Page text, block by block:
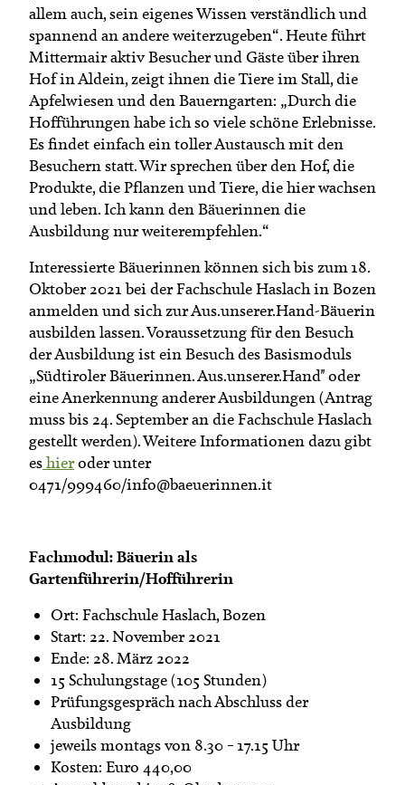
allem auch, sein eigenes Wissen verständlich und
spannend an andere weiterzugeben“. Heute führt
Mittermair aktiv Besucher und Gäste über ihren
Hof in Aldein, zeigt ihnen die Tiere im Stall, die
Apfelwiesen und den Bauerngarten: „Durch die
Hofführungen habe ich so viele schöne Erlebnisse.
Es findet einfach ein toller Austausch mit den
Besuchern statt. Wir sprechen über den Hof, die
Produkte, die Pflanzen und Tiere, die hier wachsen
und leben. Ich kann den Bäuerinnen die
Ausbildung nur weiterempfehlen.“
Interessierte Bäuerinnen können sich bis zum 18.
Oktober 2021 bei der Fachschule Haslach in Bozen
anmelden und sich zur Aus.unserer.Hand-Bäuerin
ausbilden lassen. Voraussetzung für den Besuch
der Ausbildung ist ein Besuch des Basismoduls
„Südtiroler Bäuerinnen. Aus.unserer.Hand" oder
eine Anerkennung anderer Ausbildungen (Antrag
muss bis 24. September an die Fachschule Haslach
gestellt werden). Weitere Informationen dazu gibt
eshieroder unter
0471/999460/info@baeuerinnen.it
Fachmodul: Bäuerin als
Gartenführerin/Hofführerin
Ort: Fachschule Haslach, Bozen
Start: 22. November 2021
Ende: 28. März 2022
15 Schulungstage (105 Stunden)
Prüfungsgespräch nach Abschluss der
Ausbildung
jeweils montags von 8.30 – 17.15 Uhr
Kosten: Euro 440,00